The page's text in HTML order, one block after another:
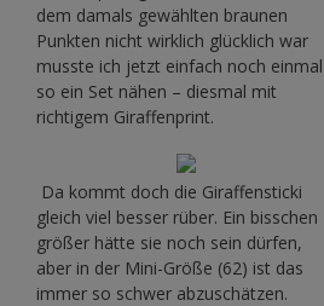
dem damals gewählten braunen
Punkten nicht wirklich glücklich war
musste ich jetzt einfach noch einmal
so ein Set nähen – diesmal mit
richtigem Giraffenprint.
Da kommt doch die Giraffensticki
gleich viel besser rüber. Ein bisschen
größer hätte sie noch sein dürfen,
aber in der Mini-Größe (62) ist das
immer so schwer abzuschätzen.